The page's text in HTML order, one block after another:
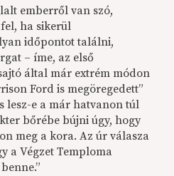
emberről van szó,
ha sikerül
időpontot találni,
– íme, az első
által már extrém módon
Ford is megöregedett”
lesz-e a már hatvanon túl
bőrébe bújni úgy, hogy
meg a kora. Az úr válasza
a Végzet Temploma